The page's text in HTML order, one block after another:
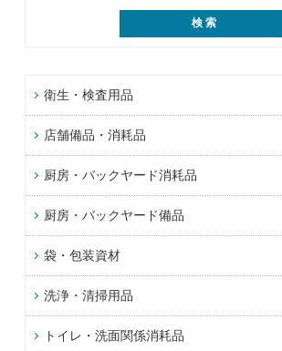
衛生・検査用品
店舗備品・消耗品
厨房・バックヤード消耗品
厨房・バックヤード備品
袋・包装資材
洗浄・清掃用品
トイレ・洗面関係消耗品